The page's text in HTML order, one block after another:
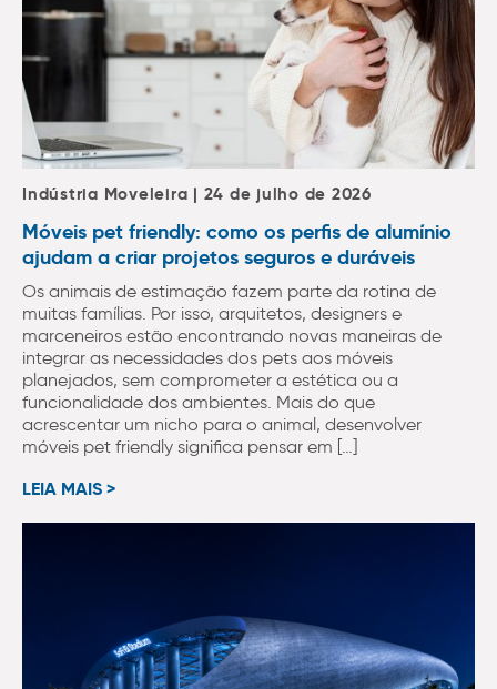
Indústria Moveleira | 24 de julho de 2026
Móveis pet friendly: como os perfis de alumínio
ajudam a criar projetos seguros e duráveis
Os animais de estimação fazem parte da rotina de
muitas famílias. Por isso, arquitetos, designers e
marceneiros estão encontrando novas maneiras de
integrar as necessidades dos pets aos móveis
planejados, sem comprometer a estética ou a
funcionalidade dos ambientes. Mais do que
acrescentar um nicho para o animal, desenvolver
móveis pet friendly significa pensar em […]
LEIA MAIS >